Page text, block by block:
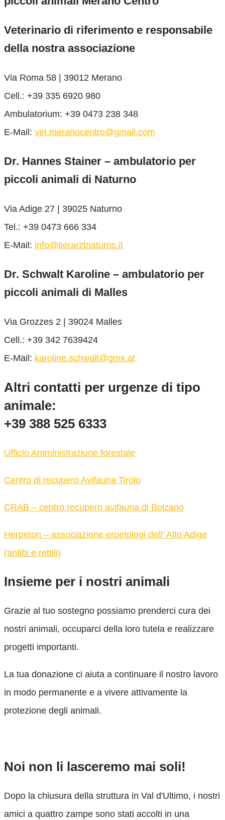
Veterinario di riferimento e responsabile
della nostra associazione
Via Roma 58 | 39012 Merano
Cell.: +39 335 6920 980
Ambulatorium: +39 0473 238 348
E-Mail: vet.meranocentro@gmail.com
Dr. Hannes Stainer – ambulatorio per
piccoli animali di Naturno
Via Adige 27 | 39025 Naturno
Tel.: +39 0473 666 334
E-Mail: info@tierarztnaturns.it
Dr. Schwalt Karoline – ambulatorio per
piccoli animali di Malles
Via Grozzes 2 | 39024 Malles
Cell.: +39 342 7639424
E-Mail: karoline.schwalt@gmx.at
Altri contatti per urgenze di tipo
animale:
+39 388 525 6333
Ufficio Amministrazione forestale
Centro di recupero Avifauna Tirolo
CRAB – centro recupero avifauna di Bolzano
Herpeton – associazione erpetologi dell‘ Alto Adige
(anfibi e rettili)
Insieme per i nostri animali
Grazie al tuo sostegno possiamo prenderci cura dei
nostri animali, occuparci della loro tutela e realizzare
progetti importanti.
La tua donazione ci aiuta a continuare il nostro lavoro
in modo permanente e a vivere attivamente la
protezione degli animali.
Noi non li lasceremo mai soli!
Dopo la chiusura della struttura in Val d'Ultimo, i nostri
amici a quattro zampe sono stati accolti in una